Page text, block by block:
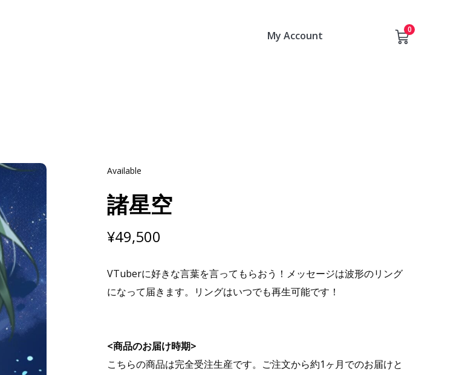
My Account 0
Available
諸星空
¥49,500
VTuberに好きな言葉を言ってもらおう！メッセージは波形のリング
になって届きます。リングはいつでも再生可能です！
<商品のお届け時期>
こちらの商品は完全受注生産です。ご注文から約1ヶ月でのお届けと